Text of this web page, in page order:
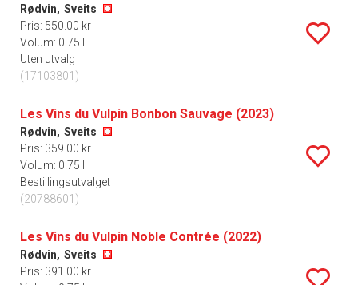
Rødvin, Sveits
Pris: 550.00 kr
Volum: 0.75 l
Uten utvalg
(17103801)
Les Vins du Vulpin Bonbon Sauvage (2023)
Rødvin, Sveits
Pris: 359.00 kr
Volum: 0.75 l
Bestillingsutvalget
(20788601)
Les Vins du Vulpin Noble Contrée (2022)
Rødvin, Sveits
Pris: 391.00 kr